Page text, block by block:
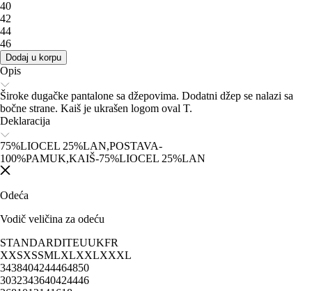
40
42
44
46
Dodaj u korpu
Opis
Široke dugačke pantalone sa džepovima. Dodatni džep se nalazi sa
bočne strane. Kaiš je ukrašen logom oval T.
Deklaracija
75%LIOCEL 25%LAN,POSTAVA-
100%PAMUK,KAIŠ-75%LIOCEL 25%LAN
Odeća
Vodič veličina za odeću
STANDARDITEUUKFR
XXSXSSMLXLXXLXXXL
3438404244464850
3032343640424446